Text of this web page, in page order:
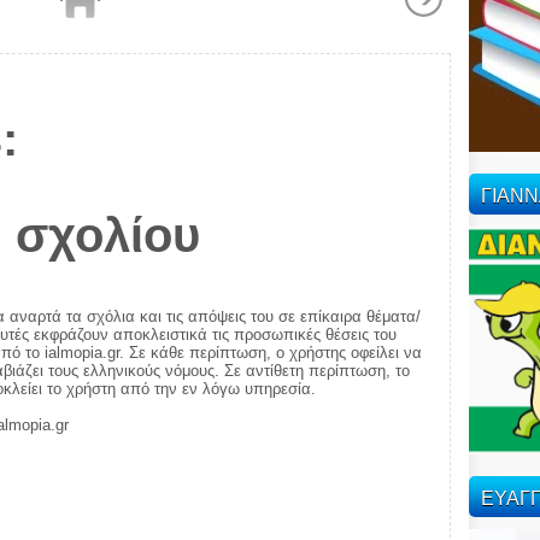
τα σχόλια και τις απόψεις του σε επίκαιρα θέματα/
εκφράζουν αποκλειστικά τις προσωπικές θέσεις του
το ialmopia.gr. Σε κάθε περίπτωση, ο χρήστης οφείλει να
τους ελληνικούς νόμους. Σε αντίθετη περίπτωση, το
το χρήστη από την εν λόγω υπηρεσία.